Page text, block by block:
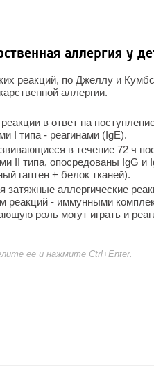
аллергия у
реакций, по Джеллу и
аллергии.
в ответ на
I типа - реагинами (IgE).
в течение 72 ч
II типа, опосредованы IgG и
гаптен + белок тканей).
аллергические
реакций - иммунными
роль могут играть и
ее и нажмите Ctrl+Enter.